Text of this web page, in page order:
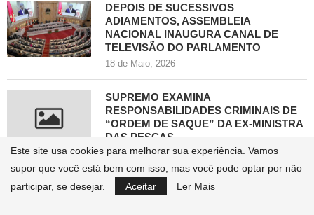
DEPOIS DE SUCESSIVOS
ADIAMENTOS, ASSEMBLEIA
NACIONAL INAUGURA CANAL DE
TELEVISÃO DO PARLAMENTO
18 de Maio, 2026
SUPREMO EXAMINA
RESPONSABILIDADES CRIMINAIS DE
“ORDEM DE SAQUE” DA EX-MINISTRA
DAS PESCAS
18 de Maio, 2026
VLADIMIR PUTIN REALIZA VISITA DE
Este site usa cookies para melhorar sua experiência. Vamos
supor que você está bem com isso, mas você pode optar por não
participar, se desejar.
Aceitar Ler Mais